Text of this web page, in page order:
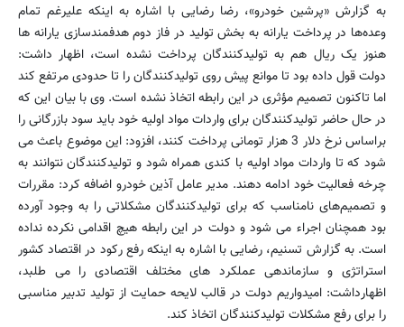
به گزارش «پرشین خودرو»، رضا رضایی با اشاره به اینکه علیرغم تمام
وعده‌ها در پرداخت یارانه به بخش تولید در فاز دوم هدفمندسازی یارانه ها
هنوز یک ریال هم به تولیدکنندگان پرداخت نشده است، اظهار داشت:
دولت قول داده بود تا موانع پیش روی تولیدکنندگان را تا حدودی مرتفع کند
اما تاکنون تصمیم مؤثری در این رابطه اتخاذ نشده است. وی با بیان این که
در حال حاضر تولیدکنندگان برای واردات مواد اولیه خود باید سود بازرگانی را
براساس نرخ دلار 3 هزار تومانی پرداخت کنند، افزود: این موضوع باعث می
شود که تا واردات مواد اولیه با کندی همراه شود و تولیدکنندگان نتوانند به
چرخه فعالیت خود ادامه دهند. مدیر عامل آذین خودرو اضافه کرد: مقررات
و تصمیم‌های نامناسب که برای تولیدکنندگان مشکلاتی را به وجود آورده
بود همچنان اجراء می شود و دولت در این رابطه هیچ اقدامی نکرده نداده
است. به گزارش تسنیم، رضایی با اشاره به اینکه رفع رکود در اقتصاد کشور
استراتژی و سازماندهی عملکرد های مختلف اقتصادی را می طلبد،
اظهارداشت: امیدواریم دولت در قالب لایحه حمایت از تولید تدبیر مناسبی
را برای رفع مشکلات تولیدکنندگان اتخاذ کند.